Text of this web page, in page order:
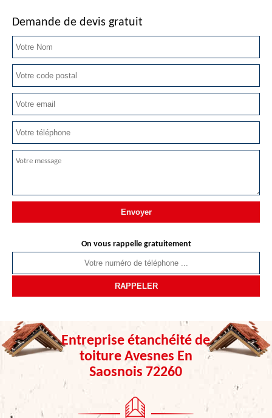
Demande de devis gratuit
On vous rappelle gratuitement
Entreprise étanchéité de
toiture Avesnes En
Saosnois 72260